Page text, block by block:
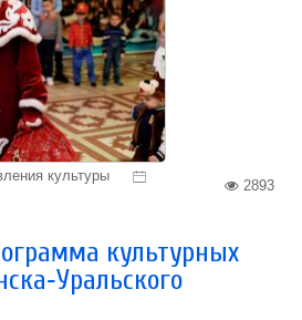
культуры
2893
культурных